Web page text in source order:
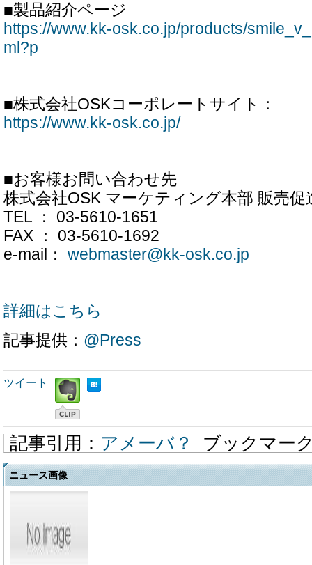
■製品紹介ページ
https://www.kk-osk.co.jp/products/
ml?p
■株式会社OSKコーポレートサイト：
https://www.kk-osk.co.jp/
■お客様お問い合わせ先
株式会社OSK マーケティング本部 販売促
TEL ： 03-5610-1651
FAX ： 03-5610-1692
e-mail： webmaster@kk-osk.co.jp
詳細はこちら
記事提供： @Press
ツイート
記事引用： アメーバ？ ブックマー
ニュース画像